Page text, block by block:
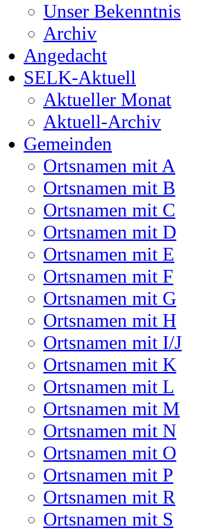
Unser Bekenntnis
Archiv
Angedacht
SELK-Aktuell
Aktueller Monat
Aktuell-Archiv
Gemeinden
Ortsnamen mit A
Ortsnamen mit B
Ortsnamen mit C
Ortsnamen mit D
Ortsnamen mit E
Ortsnamen mit F
Ortsnamen mit G
Ortsnamen mit H
Ortsnamen mit I/J
Ortsnamen mit K
Ortsnamen mit L
Ortsnamen mit M
Ortsnamen mit N
Ortsnamen mit O
Ortsnamen mit P
Ortsnamen mit R
Ortsnamen mit S